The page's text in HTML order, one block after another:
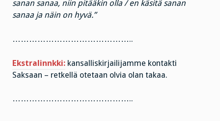
sanan sanaa, niin pitääkin olla / en käsitä sanan
sanaa ja näin on hyvä.”
……………………………………..
Ekstralinnkki: kansalliskirjailijamme kontakti
Saksaan – retkellä otetaan olvia olan takaa.
……………………………………..